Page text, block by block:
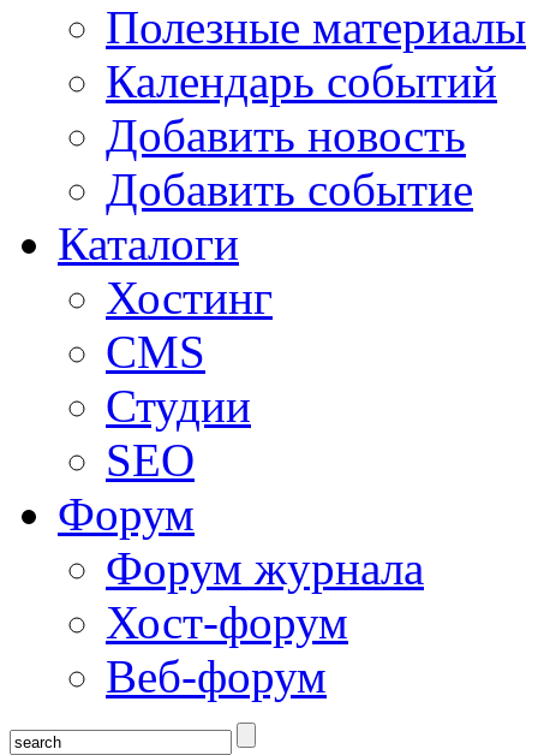
Полезные материалы
Календарь событий
Добавить новость
Добавить событие
Каталоги
Хостинг
CMS
Студии
SEO
Форум
Форум журнала
Хост-форум
Веб-форум